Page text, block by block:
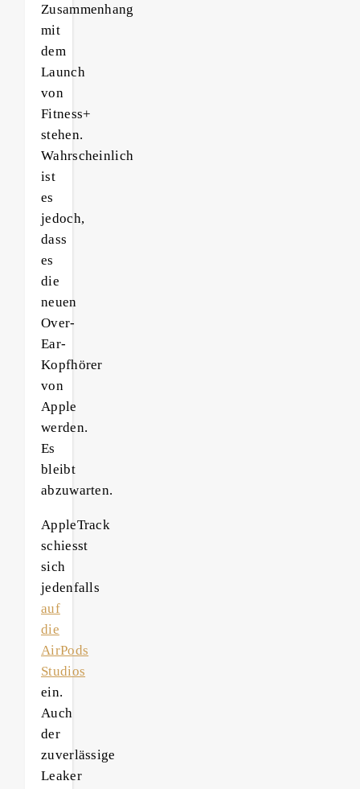
Zusammenhang
mit
dem
Launch
von
Fitness+
stehen.
Wahrscheinlich
ist
es
jedoch,
dass
es
die
neuen
Over-
Ear-
Kopfhörer
von
Apple
werden.
Es
bleibt
abzuwarten.
AppleTrack
schiesst
sich
jedenfalls
auf
die
AirPods
Studios
ein.
Auch
der
zuverlässige
Leaker